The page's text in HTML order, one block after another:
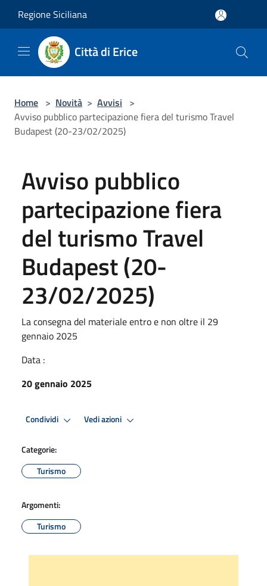
Regione Siciliana
Città di Erice
Home > Novità > Avvisi >
Avviso pubblico partecipazione fiera del turismo Travel
Budapest (20-23/02/2025)
Avviso pubblico
partecipazione fiera
del turismo Travel
Budapest (20-
23/02/2025)
La consegna del materiale entro e non oltre il 29
gennaio 2025
Data :
20 gennaio 2025
Condividi Vedi azioni
Categorie:
Turismo
Argomenti:
Turismo